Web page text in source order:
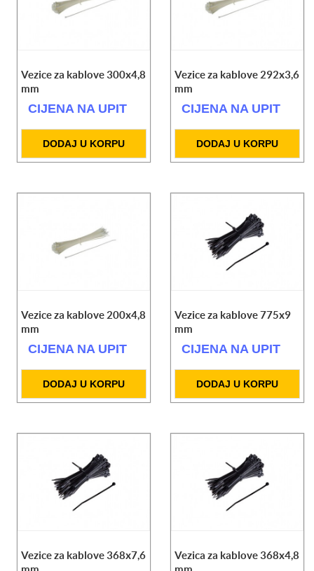
Vezice za kablove 300x4,8
mm
CIJENA NA UPIT
DODAJ U KORPU
Vezice za kablove 292x3,6
mm
CIJENA NA UPIT
DODAJ U KORPU
Vezice za kablove 200x4,8
mm
CIJENA NA UPIT
DODAJ U KORPU
Vezice za kablove 775x9
mm
CIJENA NA UPIT
DODAJ U KORPU
Vezice za kablove 368x7,6
Vezica za kablove 368x4,8